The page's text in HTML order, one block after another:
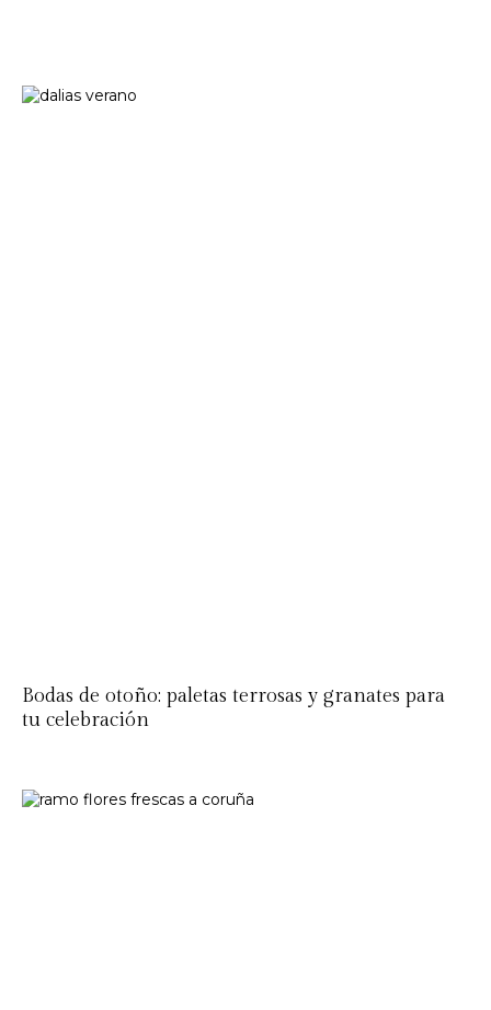
Bodas de otoño: paletas terrosas y granates para
tu celebración